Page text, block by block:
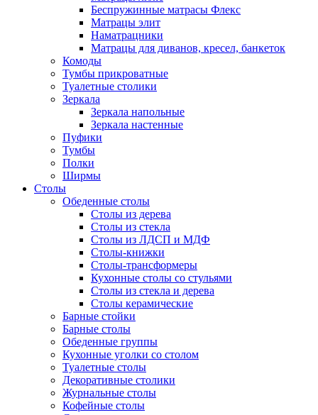
Беспружинные матрасы Флекс
Матрацы элит
Наматрацники
Матрацы для диванов, кресел, банкеток
Комоды
Тумбы прикроватные
Туалетные столики
Зеркала
Зеркала напольные
Зеркала настенные
Пуфики
Тумбы
Полки
Ширмы
Столы
Обеденные столы
Столы из дерева
Столы из стекла
Столы из ЛДСП и МДФ
Столы-книжки
Столы-трансформеры
Кухонные столы со стульями
Столы из стекла и дерева
Столы керамические
Барные стойки
Барные столы
Обеденные группы
Кухонные уголки со столом
Туалетные столы
Декоративные столики
Журнальные столы
Кофейные столы